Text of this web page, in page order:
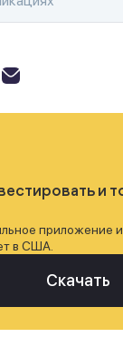
и
приложение
в США.
Скачать